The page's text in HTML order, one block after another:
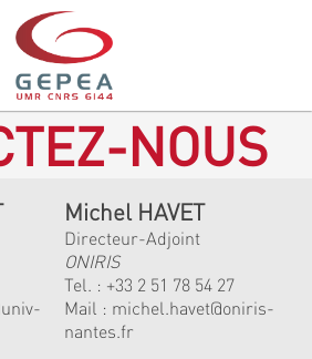
NOUS
Michel HAVET
Directeur-Adjoint
ONIRIS
Tel. : +33 2 51 78 54 27
Mail : michel.havet@oniris-
nantes.fr